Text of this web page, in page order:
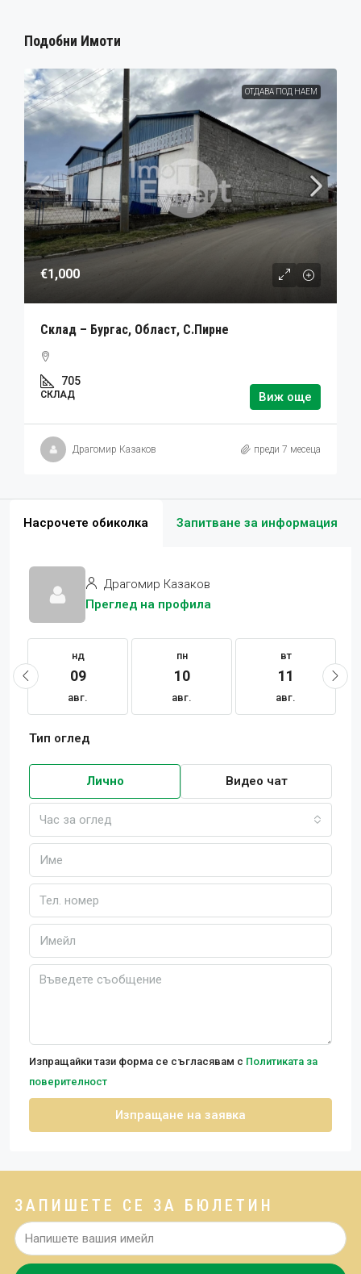
Подобни Имоти
ОТДАВА ПОД НАЕМ
€1,000
Склад – Бургас, Област, С.Пирне
705
СКЛАД Виж още
Драгомир Казаков преди 7 месеца
Насрочете обиколка Запитване за информация
Драгомир Казаков
Преглед на профила
нд
09
авг.
пн
10
авг.
вт
11
авг.
Тип оглед
Лично Видео чат
Час за оглед
Изпращайки тази форма се съгласявам с Политиката за
поверителност
Изпращане на заявка
ЗАПИШЕТЕ СЕ ЗА БЮЛЕТИН